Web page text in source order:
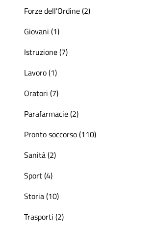
Forze dell'Ordine (2)
Giovani (1)
Istruzione (7)
Lavoro (1)
Oratori (7)
Parafarmacie (2)
Pronto soccorso (110)
Sanità (2)
Sport (4)
Storia (10)
Trasporti (2)